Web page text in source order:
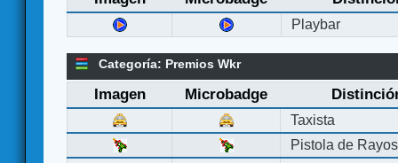
Playbar
Categoría: Premios Wkr
Imagen Microbadge
Taxista
Pistola de Rayos